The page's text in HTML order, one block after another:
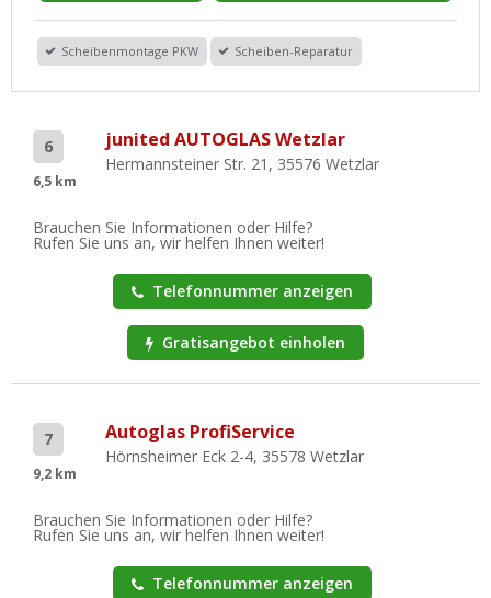
Scheibenmontage PKW Scheiben-Reparatur
6
6,5 km
junited AUTOGLAS Wetzlar
Hermannsteiner Str. 21, 35576 Wetzlar
Brauchen Sie Informationen oder Hilfe?
Rufen Sie uns an, wir helfen Ihnen weiter!
Telefonnummer anzeigen
Gratisangebot einholen
7
9,2 km
Autoglas ProfiService
Hörnsheimer Eck 2-4, 35578 Wetzlar
Brauchen Sie Informationen oder Hilfe?
Rufen Sie uns an, wir helfen Ihnen weiter!
Telefonnummer anzeigen